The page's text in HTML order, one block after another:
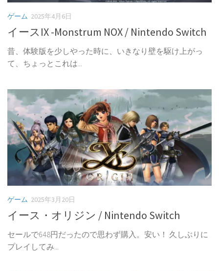
ゲーム 2025年4月6日
イースIX -Monstrum NOX / Nintendo Switch
昔、体験版を少しやった時に、いきなり壁を駆け上がっ
て、ちょっとこれは...
ゲーム 2025年3月20日
イース・オリジン / Nintendo Switch
セールで648円だったので思わず購入。安い！ 久しぶりに
プレイしてみ...